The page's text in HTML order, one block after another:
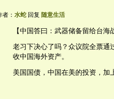
者： 水蛇回复 随意生活
【中国答曰：武器储备留给台海
老习下决心了吗？众议院全票通
收中国海外资产。
美国国债，中国在美的投资，加